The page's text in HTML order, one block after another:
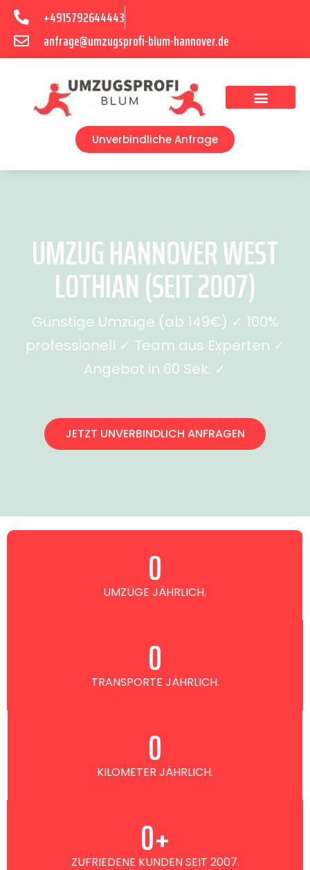
+4915792644443
anfrage@umzugsprofi-blum-hannover.de
Unverbindliche Anfrage
UMZUG HANNOVER WEST
LOTHIAN (SEIT 2007)
Günstige Umzüge (ab 149€) ✓ 100%
professionell ✓ Team aus Experten ✓
Angebot in 60 Sek. ✓
JETZT UNVERBINDLICH ANFRAGEN
UMZÜGE JÄHRLICH.
0
TRANSPORTE JÄHRLICH.
0
KILOMETER JÄHRLICH.
0
ZUFRIEDENE KUNDEN SEIT 2007.
0+